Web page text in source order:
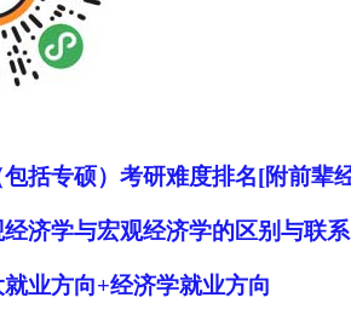
括专硕）考研难度排名[附前辈
济学与宏观经济学的区别与联系
业方向+经济学就业方向